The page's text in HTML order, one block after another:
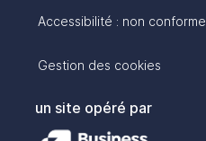
Accessibilité : non conforme
Gestion des cookies
un site opéré par